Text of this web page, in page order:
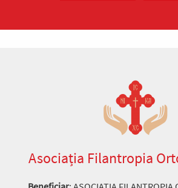
Asociația Filantropia